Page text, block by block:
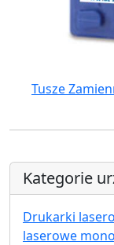
Tusze
Kategorie
Drukarki
laserowe